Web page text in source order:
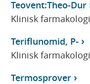
Teovent:Theo-Dur
Klinisk farmakologi
Teriflunomid, P-
Klinisk farmakologi
Termosprover